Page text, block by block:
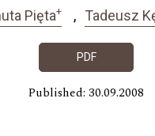
Pięta+ Tadeusz
PDF
Published: 30.09.2008